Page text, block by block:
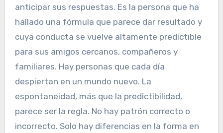
anticipar sus respuestas. Es la persona que ha
hallado una fórmula que parece dar resultado y
cuya conducta se vuelve altamente predictible
para sus amigos cercanos, compañeros y
familiares. Hay personas que cada día
despiertan en un mundo nuevo. La
espontaneidad, más que la predictibilidad,
parece ser la regla. No hay patrón correcto o
incorrecto. Solo hay diferencias en la forma en